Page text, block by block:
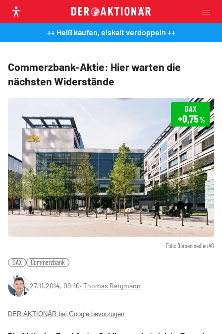
++ Heiß kaufen, eiskalt verdoppeln ++
Commerzbank-Aktie: Hier warten die
nächsten Widerstände
Foto: Börsenmedien AG
DAX
+0,75%
DAX Commerzbank
27.11.2014, 09:10‧ Thomas Bergmann
DER AKTIONÄR bei Google bevorzugen